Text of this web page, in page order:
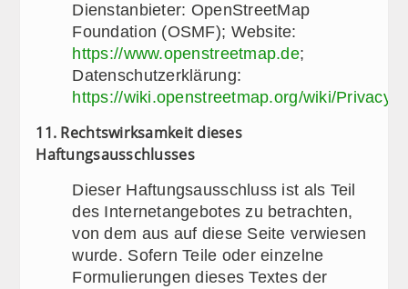
Dienstanbieter: OpenStreetMap
Foundation (OSMF); Website:
https://www.openstreetmap.de;
Datenschutzerklärung:
https://wiki.openstreetmap.org/wiki/
11. Rechtswirksamkeit dieses
Haftungsausschlusses
Dieser Haftungsausschluss ist als Teil
des Internetangebotes zu betrachten,
von dem aus auf diese Seite verwiesen
wurde. Sofern Teile oder einzelne
Formulierungen dieses Textes der